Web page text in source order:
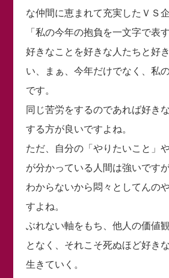
な仲間に恵まれて充実したＶＳ企
「私の今年の抱負を一文字で表
好きなことを好きな人たちと好
い、まぁ、今年だけでなく、私
です。
同じ苦労をするのであれば好き
する方が良いですよね。
ただ、自分の「やりたいこと」
が分かっている人間は強いです
わからないから悶々としてんの
すよね。
ぶれない軸をもち、他人の価値
となく、それこそ死ぬほど好き
生きていく。